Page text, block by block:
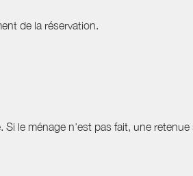
de la réservation.
le ménage n'est pas fait, une